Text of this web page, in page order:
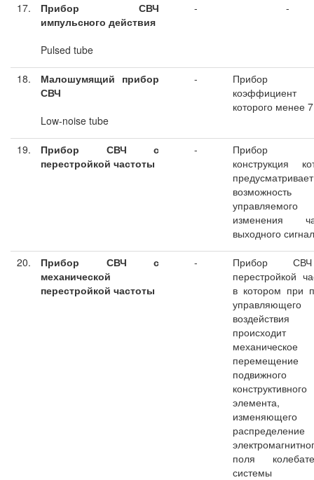
17.
Прибор СВЧ
импульсного действия
Pulsed tube
- -
18.
Малошумящий прибор
СВЧ
Low-noise tube
-
Прибор
коэффициент
которого менее
19.
Прибор СВЧ с
перестройкой частоты
-
Прибор
конструкция
предусматривает
возможность
управляемого
изменения
выходного
20.
Прибор СВЧ с
механической
перестройкой частоты
-
Прибор
перестройкой
в котором при
управляющего
воздействия
происходит
механическое
перемещение
подвижного
конструктивного
элемента,
изменяющего
распределение
поля
системы